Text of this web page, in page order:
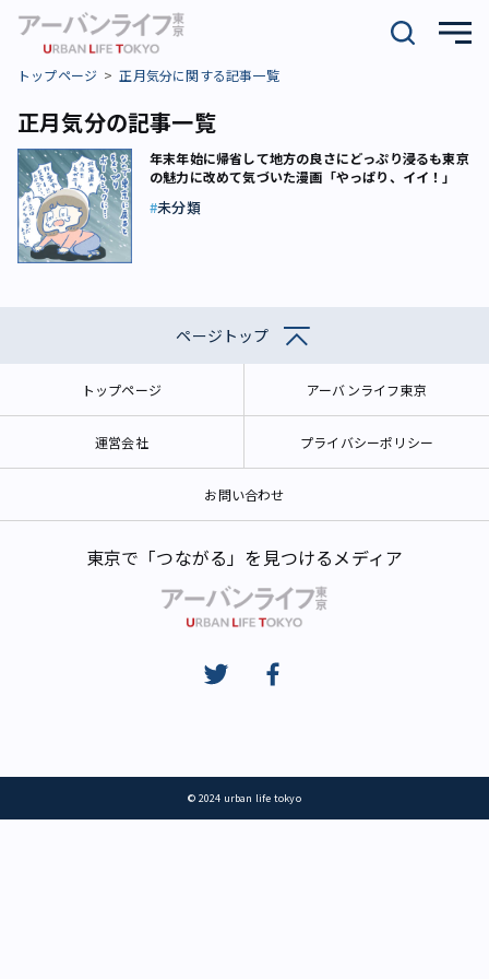
トップページ 正月気分に関する記事一覧
正月気分の記事一覧
年末年始に帰省して地方の良さにどっぷり浸るも東京
の魅力に改めて気づいた漫画「やっぱり、イイ！」
未分類
ページトップ
トップページ アーバンライフ東京
運営会社 プライバシーポリシー
お問い合わせ
東京で「つながる」を見つけるメディア
© 2024 urban life tokyo